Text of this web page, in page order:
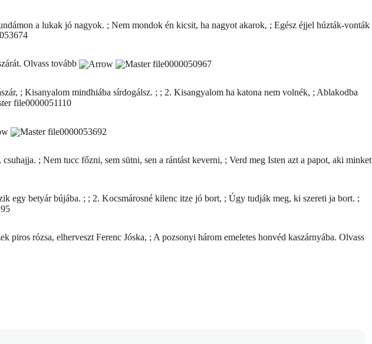
a lukak jó nagyok. ; Nem mondok én kicsit, ha nagyot akarok, ; Egész éjjel húzták-vonták
Olvass tovább
; Kisanyalom mindhiába sírdogálsz. ; ; 2. Kisangyalom ha katona nem volnék, ; Ablakodba
; Nem tucc főzni, sem sütni, sen a rántást keverni, ; Verd meg Isten azt a papot, aki minket
egy betyár bújába. ; ; 2. Kocsmárosné kilenc itze jó bort, ; Úgy tudják meg, ki szereti ja bort. ;
piros rózsa, elherveszt Ferenc Jóska, ; A pozsonyi három emeletes honvéd kaszárnyába. Olvass